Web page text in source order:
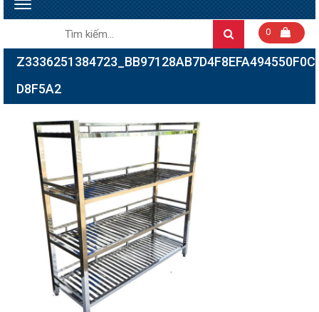
Toggle
Tìm
Search0
Z3336251384723_BB97128AB7D4F8EFA494550F0C
D8F5A2